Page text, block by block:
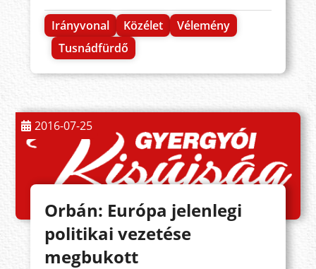
Irányvonal Közélet
Vélemény
Tusnádfürdő
2016-07-25
Orbán: Európa jelenlegi
politikai vezetése
megbukott